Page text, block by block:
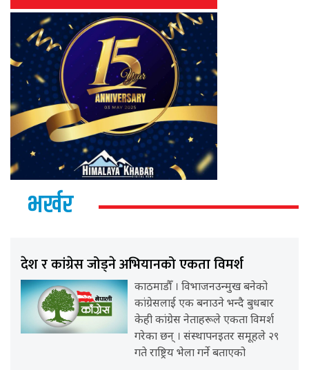
भर्खर
देश र कांग्रेस जोड्ने अभियानको एकता विमर्श
काठमाडौँ । विभाजनउन्मुख बनेको
कांग्रेसलाई एक बनाउने भन्दै बुधबार
केही कांग्रेस नेताहरूले एकता विमर्श
गरेका छन् । संस्थापनइतर समूहले २९
गते राष्ट्रिय भेला गर्ने बताएको